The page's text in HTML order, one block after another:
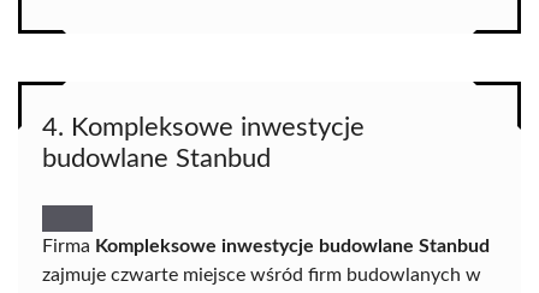
4. Kompleksowe inwestycje
budowlane Stanbud
Firma Kompleksowe inwestycje budowlane Stanbud
zajmuje czwarte miejsce wśród firm budowlanych w